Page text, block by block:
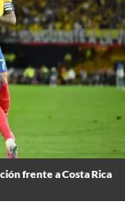
frente a Costa Rica